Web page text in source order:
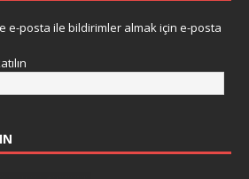
e-posta ile bildirimler almak için e-posta